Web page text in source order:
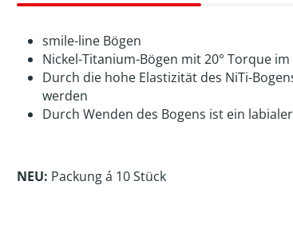
smile-line Bögen
Nickel-Titanium-Bögen mit 20° Torque
Durch die hohe Elastizität des NiTi-
werden
Durch Wenden des Bogens ist ein
NEU: Packung á 10 Stück